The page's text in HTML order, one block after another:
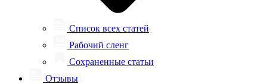
Список всех статей
Рабочий сленг
Сохраненные статьи
Отзывы